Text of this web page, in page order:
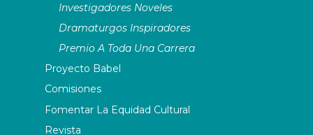
ASSITEJ Germany
(Darstellende Künste & junges
Publikum)
ASSITEJ Ghana
Investigadores Noveles
Dramaturgos Inspiradores
Premio A Toda Una Carrera
Proyecto Babel
Comisiones
Fomentar La Equidad Cultural
Revista